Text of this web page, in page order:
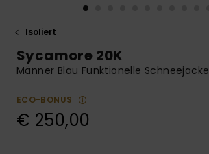
Finden Sie
Isoliert
Sycamore 20K
Männer Blau Funktionelle Schneejacke
ECO-BONUS
€ 250,00